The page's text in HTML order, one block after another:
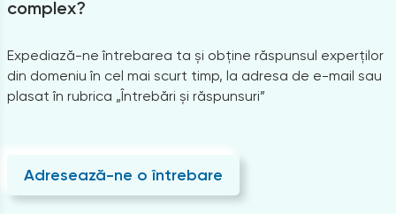
complex?
Expediază-ne întrebarea ta și obține răspunsul experților
din domeniu în cel mai scurt timp, la adresa de e-mail sau
plasat în rubrica „Întrebări și răspunsuri”
Adresează-ne o întrebare